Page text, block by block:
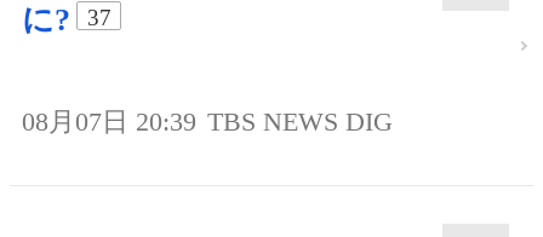
に? 37
08月07日 20:39 TBS NEWS DIG